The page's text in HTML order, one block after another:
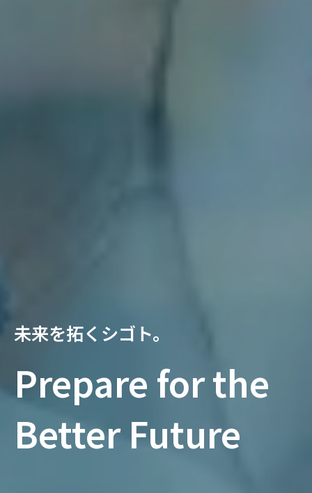
未来を拓くシゴト。
Prepare for the
Better Future